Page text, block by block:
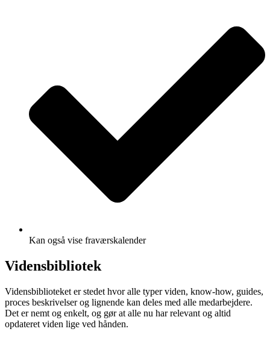
Kan også vise fraværskalender
Vidensbibliotek
Vidensbiblioteket er stedet hvor alle typer viden, know-how, guides,
proces beskrivelser og lignende kan deles med alle medarbejdere.
Det er nemt og enkelt, og gør at alle nu har relevant og altid
opdateret viden lige ved hånden.